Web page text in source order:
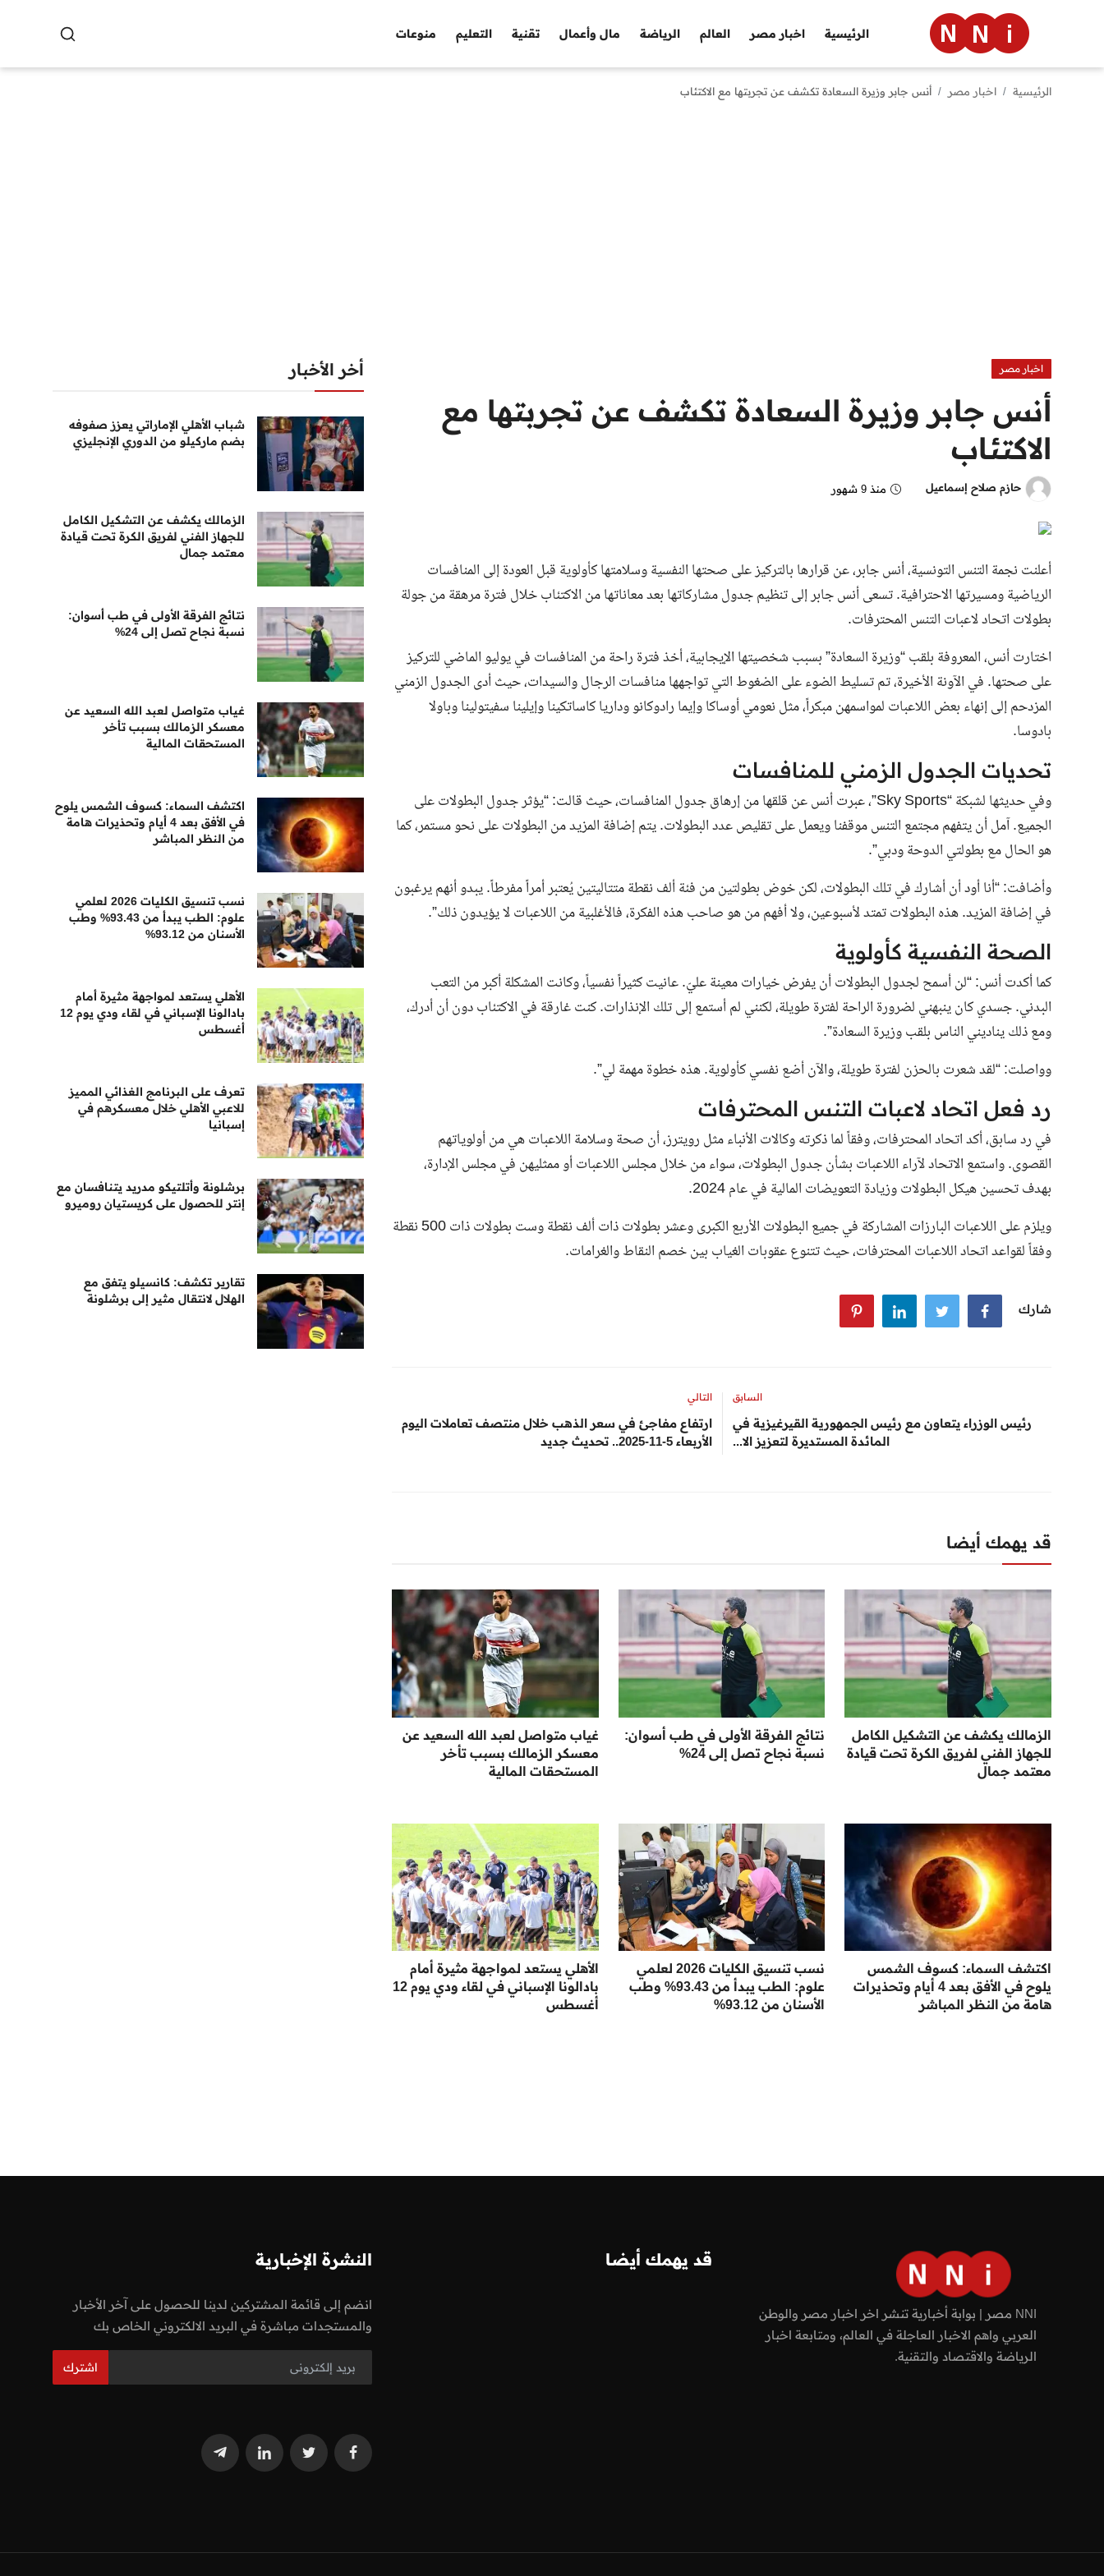
الرئيسية اخبار مصر العالم الرياضة مال وأعمال تقنية التعليم منوعات
منوعات
الرئيسية اخبار مصر أنس جابر وزيرة السعادة تكشف عن تجربتها مع الاكتئاب
اخبار مصر
أنس جابر وزيرة السعادة تكشف عن تجربتها مع
الاكتئاب
حازم صلاح إسماعيل منذ 9 شهور
أعلنت نجمة التنس التونسية، أنس جابر، عن قرارها بالتركيز على صحتها النفسية وسلامتها كأولوية قبل العودة إلى المنافسات
الرياضية ومسيرتها الاحترافية. تسعى أنس جابر إلى تنظيم جدول مشاركاتها بعد معاناتها من الاكتئاب خلال فترة مرهقة من جولة
بطولات اتحاد لاعبات التنس المحترفات.
اختارت أنس، المعروفة بلقب “وزيرة السعادة” بسبب شخصيتها الإيجابية، أخذ فترة راحة من المنافسات في يوليو الماضي للتركيز
على صحتها. في الآونة الأخيرة، تم تسليط الضوء على الضغوط التي تواجهها منافسات الرجال والسيدات، حيث أدى الجدول الزمني
المزدحم إلى إنهاء بعض اللاعبات لمواسمهن مبكراً، مثل نعومي أوساكا وإيما رادوكانو وداريا كاساتكينا وإيلينا سفيتولينا وباولا
بادوسا.
تحديات الجدول الزمني للمنافسات
وفي حديثها لشبكة“Sky Sports”
، عبرت أنس عن قلقها من إرهاق جدول المنافسات، حيث قالت: “يؤثر جدول البطولات على
الجميع. آمل أن يتفهم مجتمع التنس موقفنا ويعمل على تقليص عدد البطولات. يتم إضافة المزيد من البطولات على نحو مستمر، كما
هو الحال مع بطولتي الدوحة ودبي”.
وأضافت: “أنا أود أن أشارك في تلك البطولات، لكن خوض بطولتين من فئة ألف نقطة متتاليتين يُعتبر أمراً مفرطاً. يبدو أنهم يرغبون
في إضافة المزيد. هذه البطولات تمتد لأسبوعين، ولا أفهم من هو صاحب هذه الفكرة، فالأغلبية من اللاعبات لا يؤيدون ذلك”.
الصحة النفسية كأولوية
كما أكدت أنس: “لن أسمح لجدول البطولات أن يفرض خيارات معينة عليّ. عانيت كثيراً نفسياً، وكانت المشكلة أكبر من التعب
البدني. جسدي كان ينبهني لضرورة الراحة لفترة طويلة، لكنني لم أستمع إلى تلك الإنذارات. كنت غارقة في الاكتئاب دون أن أدرك،
ومع ذلك يناديني الناس بلقب وزيرة السعادة”.
وواصلت: “لقد شعرت بالحزن لفترة طويلة، والآن أضع نفسي كأولوية. هذه خطوة مهمة لي”.
رد فعل اتحاد لاعبات التنس المحترفات
في رد سابق، أكد اتحاد المحترفات، وفقاً لما ذكرته وكالات الأنباء مثل رويترز، أن صحة وسلامة اللاعبات هي من أولوياتهم
القصوى. واستمع الاتحاد لآراء اللاعبات بشأن جدول البطولات، سواء من خلال مجلس اللاعبات أو ممثليهن في مجلس الإدارة،
بهدف تحسين هيكل البطولات وزيادة التعويضات المالية في عام 2024.
ويلزم على اللاعبات البارزات المشاركة في جميع البطولات الأربع الكبرى وعشر بطولات ذات ألف نقطة وست بطولات ذات 500 نقطة
وفقاً لقواعد اتحاد اللاعبات المحترفات، حيث تتنوع عقوبات الغياب بين خصم النقاط والغرامات.
شارك
السابق
رئيس الوزراء يتعاون مع رئيس الجمهورية القيرغيزية في
المائدة المستديرة لتعزيز الا...
التالي
ارتفاع مفاجئ في سعر الذهب خلال منتصف تعاملات اليوم
الأربعاء 5-11-2025.. تحديث جديد
قد يهمك أيضا
الزمالك يكشف عن التشكيل الكامل
للجهاز الفني لفريق الكرة تحت قيادة
معتمد جمال
نتائج الفرقة الأولى في طب أسوان:
نسبة نجاح تصل إلى 24%
غياب متواصل لعبد الله السعيد عن
معسكر الزمالك بسبب تأخر
المستحقات المالية
اكتشف السماء: كسوف الشمس
يلوح في الأفق بعد 4 أيام وتحذيرات
هامة من النظر المباشر
نسب تنسيق الكليات 2026 لعلمي
علوم: الطب يبدأ من 93.43% وطب
الأسنان من 93.12%
الأهلي يستعد لمواجهة مثيرة أمام
بادالونا الإسباني في لقاء ودي يوم 12
أغسطس
أخر الأخبار
شباب الأهلي الإماراتي يعزز صفوفه
بضم ماركيلو من الدوري الإنجليزي
الزمالك يكشف عن التشكيل الكامل
للجهاز الفني لفريق الكرة تحت قيادة
معتمد جمال
نتائج الفرقة الأولى في طب أسوان:
نسبة نجاح تصل إلى 24%
غياب متواصل لعبد الله السعيد عن
معسكر الزمالك بسبب تأخر
المستحقات المالية
اكتشف السماء: كسوف الشمس يلوح
في الأفق بعد 4 أيام وتحذيرات هامة
من النظر المباشر
نسب تنسيق الكليات 2026 لعلمي
علوم: الطب يبدأ من 93.43% وطب
الأسنان من 93.12%
الأهلي يستعد لمواجهة مثيرة أمام
بادالونا الإسباني في لقاء ودي يوم 12
أغسطس
تعرف على البرنامج الغذائي المميز
للاعبي الأهلي خلال معسكرهم في
إسبانيا
برشلونة وأتلتيكو مدريد يتنافسان مع
إنتر للحصول على كريستيان روميرو
تقارير تكشف: كانسيلو يتفق مع
الهلال لانتقال مثير إلى برشلونة
NNI مصر | بوابة أخبارية تنشر اخر اخبار مصر والوطن
العربي واهم الاخبار العاجلة في العالم، ومتابعة اخبار
الرياضة والاقتصاد والتقنية.
قد يهمك أيضا النشرة الإخبارية
انضم إلى قائمة المشتركين لدينا للحصول على آخر الأخبار
والمستجدات مباشرة في البريد الالكتروني الخاص بك
اشترك